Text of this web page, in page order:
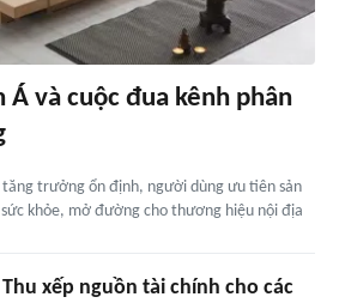
Á và cuộc đua kênh phân
trưởng ổn định, người dùng ưu tiên sản
khỏe, mở đường cho thương hiệu nội địa
Thu xếp nguồn tài chính cho các